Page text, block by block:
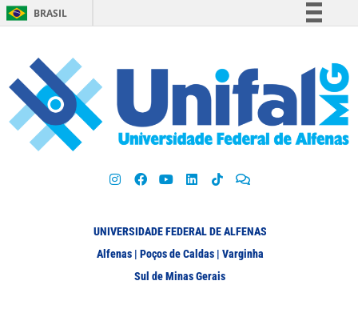
BRASIL
Participe
Acesso à informação
Legislação
UNIVERSIDADE FEDERAL DE ALFENAS
Alfenas | Poços de Caldas | Varginha
Sul de Minas Gerais